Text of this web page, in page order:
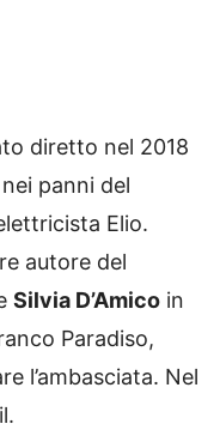
diretto nel 2018
nei panni del
Elio.
autore del
Silvia D’Amico in
Paradiso,
l’ambasciata. Nel